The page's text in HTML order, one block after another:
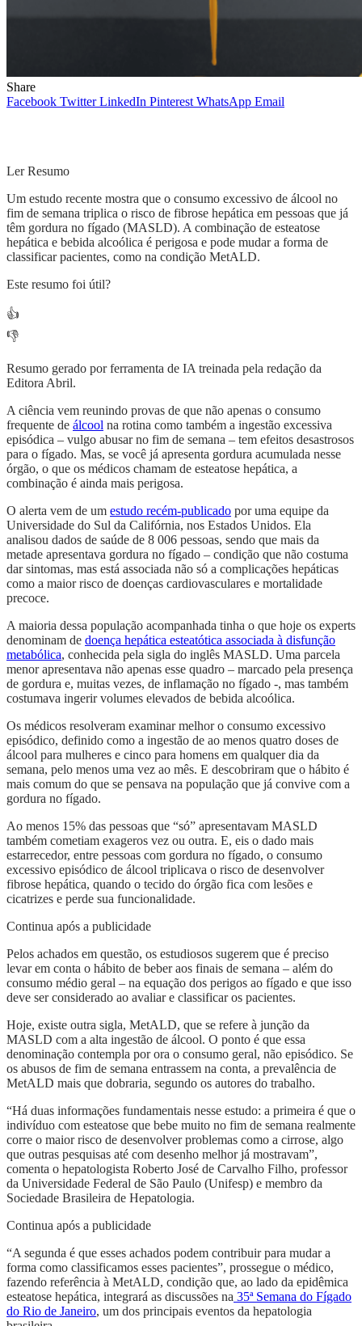
Share
Facebook Twitter LinkedIn Pinterest WhatsApp Email
Ler Resumo
Um estudo recente mostra que o consumo excessivo de álcool no
fim de semana triplica o risco de fibrose hepática em pessoas que já
têm gordura no fígado (MASLD). A combinação de esteatose
hepática e bebida alcoólica é perigosa e pode mudar a forma de
classificar pacientes, como na condição MetALD.
Este resumo foi útil?
👍
👎
Resumo gerado por ferramenta de IA treinada pela redação da
Editora Abril.
A ciência vem reunindo provas de que não apenas o consumo
frequente de álcool na rotina como também a ingestão excessiva
episódica – vulgo abusar no fim de semana – tem efeitos desastrosos
para o fígado. Mas, se você já apresenta gordura acumulada nesse
órgão, o que os médicos chamam de esteatose hepática, a
combinação é ainda mais perigosa.
O alerta vem de um estudo recém-publicado por uma equipe da
Universidade do Sul da Califórnia, nos Estados Unidos. Ela
analisou dados de saúde de 8 006 pessoas, sendo que mais da
metade apresentava gordura no fígado – condição que não costuma
dar sintomas, mas está associada não só a complicações hepáticas
como a maior risco de doenças cardiovasculares e mortalidade
precoce.
A maioria dessa população acompanhada tinha o que hoje os experts
denominam de doença hepática esteatótica associada à disfunção
metabólica, conhecida pela sigla do inglês MASLD. Uma parcela
menor apresentava não apenas esse quadro – marcado pela presença
de gordura e, muitas vezes, de inflamação no fígado -, mas também
costumava ingerir volumes elevados de bebida alcoólica.
Os médicos resolveram examinar melhor o consumo excessivo
episódico, definido como a ingestão de ao menos quatro doses de
álcool para mulheres e cinco para homens em qualquer dia da
semana, pelo menos uma vez ao mês. E descobriram que o hábito é
mais comum do que se pensava na população que já convive com a
gordura no fígado.
Ao menos 15% das pessoas que “só” apresentavam MASLD
também cometiam exageros vez ou outra. E, eis o dado mais
estarrecedor, entre pessoas com gordura no fígado, o consumo
excessivo episódico de álcool triplicava o risco de desenvolver
fibrose hepática, quando o tecido do órgão fica com lesões e
cicatrizes e perde sua funcionalidade.
Continua após a publicidade
Pelos achados em questão, os estudiosos sugerem que é preciso
levar em conta o hábito de beber aos finais de semana – além do
consumo médio geral – na equação dos perigos ao fígado e que isso
deve ser considerado ao avaliar e classificar os pacientes.
Hoje, existe outra sigla, MetALD, que se refere à junção da
MASLD com a alta ingestão de álcool. O ponto é que essa
denominação contempla por ora o consumo geral, não episódico. Se
os abusos de fim de semana entrassem na conta, a prevalência de
MetALD mais que dobraria, segundo os autores do trabalho.
“Há duas informações fundamentais nesse estudo: a primeira é que o
indivíduo com esteatose que bebe muito no fim de semana realmente
corre o maior risco de desenvolver problemas como a cirrose, algo
que outras pesquisas até com desenho melhor já mostravam”,
comenta o hepatologista Roberto José de Carvalho Filho, professor
da Universidade Federal de São Paulo (Unifesp) e membro da
Sociedade Brasileira de Hepatologia.
Continua após a publicidade
“A segunda é que esses achados podem contribuir para mudar a
forma como classificamos esses pacientes”, prossegue o médico,
fazendo referência à MetALD, condição que, ao lado da epidêmica
esteatose hepática, integrará as discussões na 35ª Semana do Fígado
do Rio de Janeiro, um dos principais eventos da hepatologia